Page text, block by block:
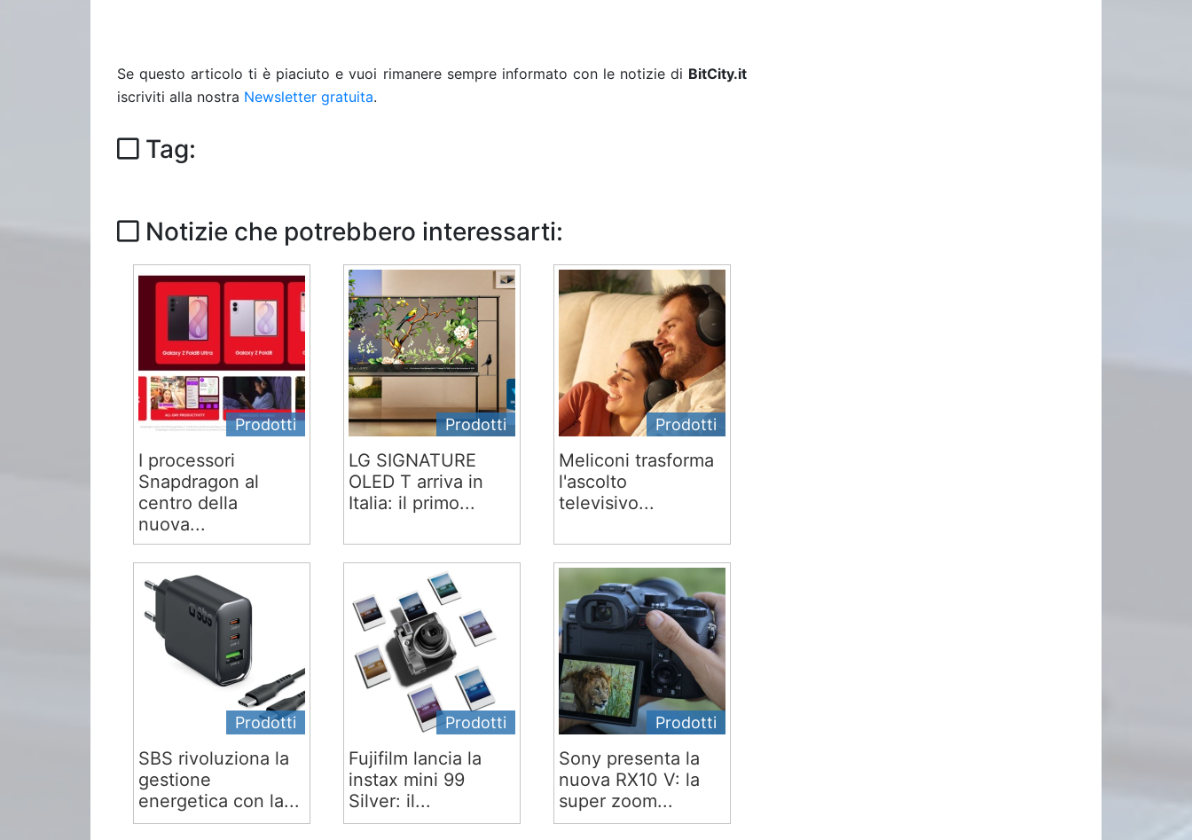
Se questo articolo ti è piaciuto e vuoi rimanere sempre informato con le notizie di BitCity.it
iscriviti alla nostra Newsletter gratuita.
Tag:
Notizie che potrebbero interessarti:
Prodotti
I processori
Snapdragon al
centro della
nuova...
Prodotti
LG SIGNATURE
OLED T arriva in
Italia: il primo...
Prodotti
Meliconi trasforma
l'ascolto
televisivo...
Prodotti
SBS rivoluziona la
gestione
energetica con la...
Prodotti
Fujifilm lancia la
instax mini 99
Silver: il...
Prodotti
Sony presenta la
nuova RX10 V: la
super zoom...